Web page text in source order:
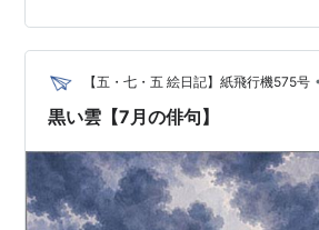
【五・七・五 絵日記】紙飛行機575号
黒い雲【7月の俳句】